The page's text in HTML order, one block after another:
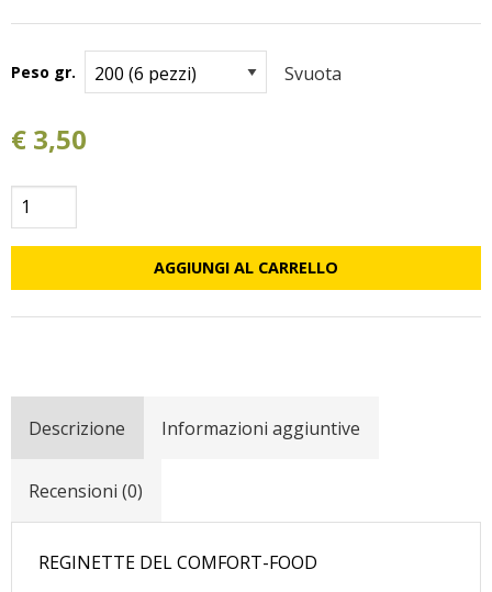
Peso gr. Svuota
€ 3,50
Scamorzine
quantità
AGGIUNGI AL CARRELLO
Descrizione Informazioni aggiuntive
Recensioni (0)
REGINETTE DEL COMFORT-FOOD